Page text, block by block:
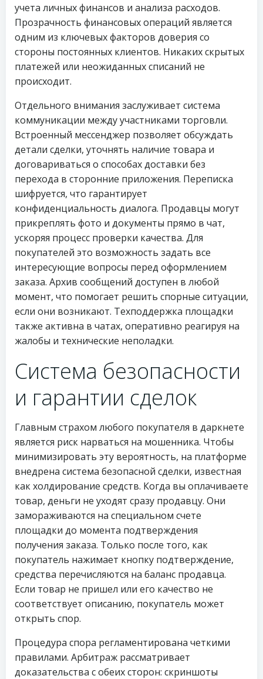
учета личных финансов и анализа расходов.
Прозрачность финансовых операций является
одним из ключевых факторов доверия со
стороны постоянных клиентов. Никаких скрытых
платежей или неожиданных списаний не
происходит.
Отдельного внимания заслуживает система
коммуникации между участниками торговли.
Встроенный мессенджер позволяет обсуждать
детали сделки, уточнять наличие товара и
договариваться о способах доставки без
перехода в сторонние приложения. Переписка
шифруется, что гарантирует
конфиденциальность диалога. Продавцы могут
прикреплять фото и документы прямо в чат,
ускоряя процесс проверки качества. Для
покупателей это возможность задать все
интересующие вопросы перед оформлением
заказа. Архив сообщений доступен в любой
момент, что помогает решить спорные ситуации,
если они возникают. Техподдержка площадки
также активна в чатах, оперативно реагируя на
жалобы и технические неполадки.
Система безопасности
и гарантии сделок
Главным страхом любого покупателя в даркнете
является риск нарваться на мошенника. Чтобы
минимизировать эту вероятность, на платформе
внедрена система безопасной сделки, известная
как холдирование средств. Когда вы оплачиваете
товар, деньги не уходят сразу продавцу. Они
замораживаются на специальном счете
площадки до момента подтверждения
получения заказа. Только после того, как
покупатель нажимает кнопку подтверждение,
средства перечисляются на баланс продавца.
Если товар не пришел или его качество не
соответствует описанию, покупатель может
открыть спор.
Процедура спора регламентирована четкими
правилами. Арбитраж рассматривает
доказательства с обеих сторон: скриншоты